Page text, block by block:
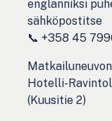
englanniksi
sähköpostitse
📞 +358 45
Hotelli-
(Kuusitie 2)